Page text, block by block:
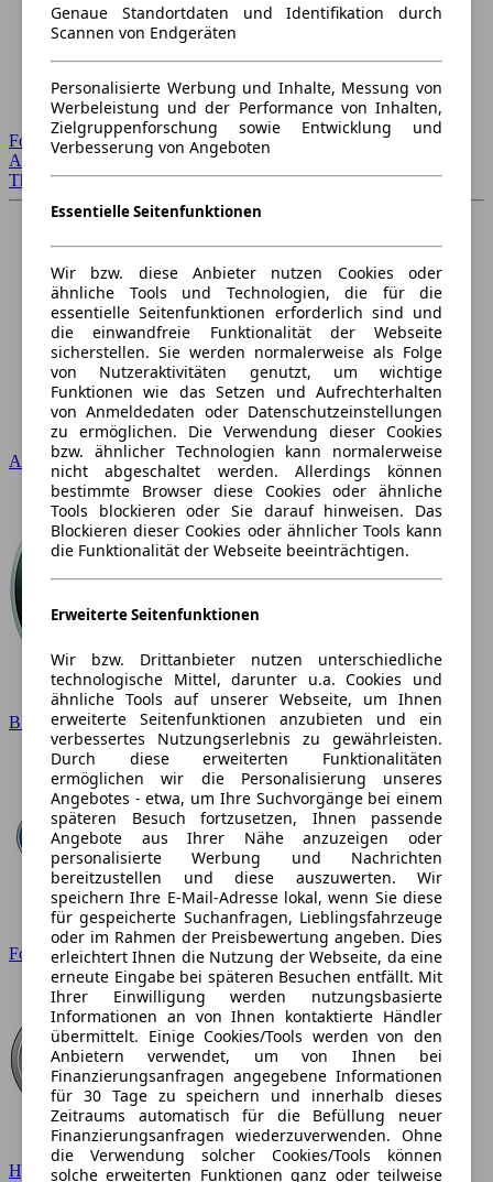
Forum Startseite
Alle Auto-Foren
Themen-Forum
Audi
BMW
Ford
Hyundai
Genaue Standortdaten und Identifikation durch
Scannen von Endgeräten
Personalisierte Werbung und Inhalte, Messung von
Werbeleistung und der Performance von Inhalten,
Zielgruppenforschung sowie Entwicklung und
Verbesserung von Angeboten
Essentielle Seitenfunktionen
Wir bzw. diese Anbieter nutzen Cookies oder
ähnliche Tools und Technologien, die für die
essentielle Seitenfunktionen erforderlich sind und
die einwandfreie Funktionalität der Webseite
sicherstellen. Sie werden normalerweise als Folge
von Nutzeraktivitäten genutzt, um wichtige
Funktionen wie das Setzen und Aufrechterhalten
von Anmeldedaten oder Datenschutzeinstellungen
zu ermöglichen. Die Verwendung dieser Cookies
bzw. ähnlicher Technologien kann normalerweise
nicht abgeschaltet werden. Allerdings können
bestimmte Browser diese Cookies oder ähnliche
Tools blockieren oder Sie darauf hinweisen. Das
Blockieren dieser Cookies oder ähnlicher Tools kann
die Funktionalität der Webseite beeinträchtigen.
Erweiterte Seitenfunktionen
Wir bzw. Drittanbieter nutzen unterschiedliche
technologische Mittel, darunter u.a. Cookies und
ähnliche Tools auf unserer Webseite, um Ihnen
erweiterte Seitenfunktionen anzubieten und ein
verbessertes Nutzungserlebnis zu gewährleisten.
Durch diese erweiterten Funktionalitäten
ermöglichen wir die Personalisierung unseres
Angebotes - etwa, um Ihre Suchvorgänge bei einem
späteren Besuch fortzusetzen, Ihnen passende
Angebote aus Ihrer Nähe anzuzeigen oder
personalisierte Werbung und Nachrichten
bereitzustellen und diese auszuwerten. Wir
speichern Ihre E-Mail-Adresse lokal, wenn Sie diese
für gespeicherte Suchanfragen, Lieblingsfahrzeuge
oder im Rahmen der Preisbewertung angeben. Dies
erleichtert Ihnen die Nutzung der Webseite, da eine
erneute Eingabe bei späteren Besuchen entfällt. Mit
Ihrer Einwilligung werden nutzungsbasierte
Informationen an von Ihnen kontaktierte Händler
übermittelt. Einige Cookies/Tools werden von den
Anbietern verwendet, um von Ihnen bei
Finanzierungsanfragen angegebene Informationen
für 30 Tage zu speichern und innerhalb dieses
Zeitraums automatisch für die Befüllung neuer
Finanzierungsanfragen wiederzuverwenden. Ohne
die Verwendung solcher Cookies/Tools können
solche erweiterten Funktionen ganz oder teilweise